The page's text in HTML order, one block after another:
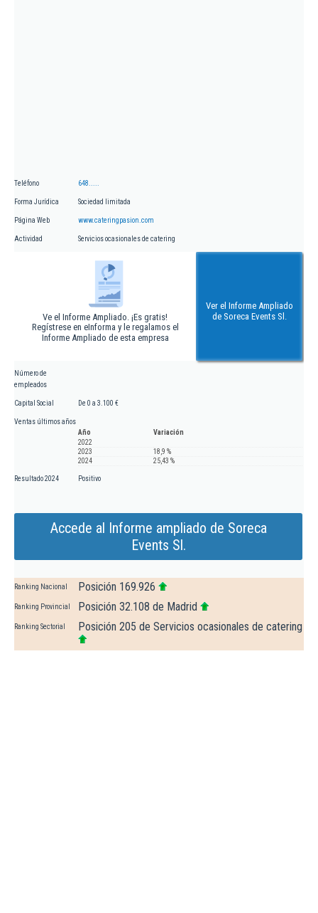
Teléfono 648.....
Forma Jurídica Sociedad limitada
Página Web www.cateringpasion.com
Actividad Servicios ocasionales de catering
Ve el Informe Ampliado. ¡Es gratis!
Regístrese en eInforma y le regalamos el
Informe Ampliado de esta empresa
Ver el Informe Ampliado
de Soreca Events Sl.
Número de
empleados
Capital Social De 0 a 3.100 €
Ventas últimos años
Año
Variación
2022
2023
18,9 %
2024
25,43 %
Resultado 2024 Positivo
Accede al Informe ampliado de Soreca
Events Sl.
Ranking Nacional Posición 169.926
Ranking Provincial Posición 32.108 de Madrid
Ranking Sectorial Posición 205 de Servicios ocasionales de catering